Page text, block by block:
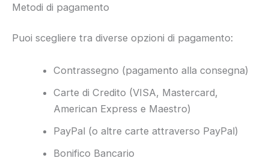
Metodi di pagamento
Puoi scegliere tra diverse opzioni di pagamento:
Contrassegno (pagamento alla consegna)
Carte di Credito (VISA, Mastercard,
American Express e Maestro)
PayPal (o altre carte attraverso PayPal)
Bonifico Bancario